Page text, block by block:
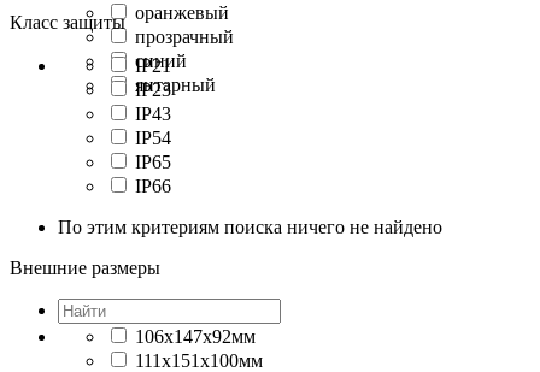
оранжевый
прозрачный
синий
янтарный
Класс защиты
IP21
IP23
IP43
IP54
IP65
IP66
По этим критериям поиска ничего не найдено
Внешние размеры
106x147x92мм
111x151x100мм